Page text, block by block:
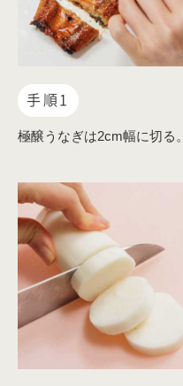
手順1
極醸うなぎは2cm幅に切る。